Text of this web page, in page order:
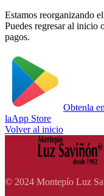
Estamos reorganizando
Puedes regresar al inicio
pagos.
Obtenla en
laApp Store
Volver al inicio
© 2024 Montepío Luz